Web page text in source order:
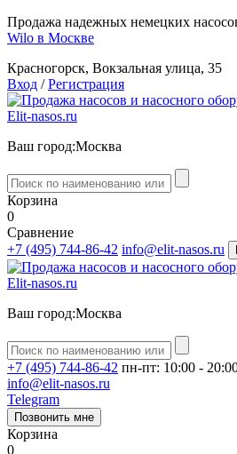
Продажа надежных немецких
Wilo в Москве
Красногорск, Вокзальная улица, 35
Вход / Регистрация
Ваш город:Москва
Корзина
0
Сравнение
+7 (495) 744-86-42 info@elit-nasos.ru
Ваш город:Москва
+7 (495) 744-86-42 пн-пт: 10:00 -
info@elit-nasos.ru
Telegram
Позвонить мне
Корзина
0